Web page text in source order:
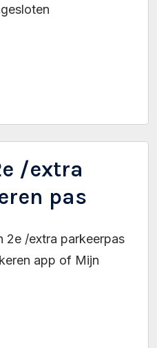
/extra
pas
2e /extra parkeerpas
app of Mijn